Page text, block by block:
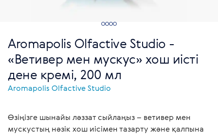
Aromapolis Olfactive Studio -
«Ветивер мен мускус» хош иісті
дене кремі, 200 мл
Aromapolis Olfactive Studio
Өзіңізге шынайы ләззат сыйлаңыз – ветивер мен
мускустың нәзік хош иісімен тазарту және қалпына